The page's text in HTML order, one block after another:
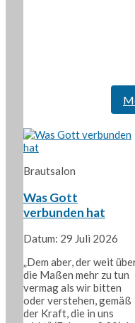
Brautsalon
Was Gott
verbunden hat
Datum: 29 Juli 2026
„Dem aber, der weit
die Maßen mehr zu tun
vermag als wir bitten
oder verstehen, gemäß
der Kraft, die in uns